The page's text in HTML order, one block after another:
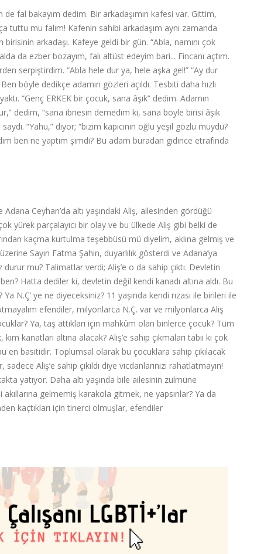
fal bakayım dedim. Bir arkadaşımın kafesi var. Gittim,
tuttu mu falım! Kafenin sahibi arkadaşım aynı zamanda
arkadaşı. Kafeye geldi bir gün. “Abla, namını çok
da ezber bozayım, falı altüst edeyim bari... Fincanı açtım.
serpiştirdim. “Abla hele dur ya, hele aşka gel!” “Ay dur
böyle dedikçe adamın gözleri açıldı. Tesbiti daha hızlı
“Genç ERKEK bir çocuk, sana âşık” dedim. Adamın
dedim, “sana ibnesin demedim ki, sana böyle birisi âşık
“Yahu,” diyor; “bizim kapıcının oğlu yeşil gözlü müydü?
ben ne yaptım şimdi? Bu adam buradan gidince etrafında
Ceyhan’da altı yaşındaki Aliş, ailesinden gördüğü
yürek parçalayıcı bir olay ve bu ülkede Aliş gibi belki de
kaçma kurtulma teşebbüsü mü diyelim, aklına gelmiş ve
Sayın Fatma Şahin, duyarlılık gösterdi ve Adana’ya
durur mu? Talimatlar verdi; Aliş’e o da sahip çıktı. Devletin
Hatta dediler ki, devletin değil kendi kanadı altına aldı. Bu
N.Ç’ ye ne diyeceksiniz? 11 yaşında kendi rızası ile birileri ile
efendiler, milyonlarca N.Ç. var ve milyonlarca Aliş
Ya, taş attıkları için mahkûm olan binlerce çocuk? Tüm
kanatları altına alacak? Aliş’e sahip çıkmaları tabii ki çok
en basitidir. Toplumsal olarak bu çocuklara sahip çıkılacak
Aliş’e sahip çıkıldı diye vicdanlarınızı rahatlatmayın!
yatıyor. Daha altı yaşında bile ailesinin zulmüne
gelmemiş karakola gitmek, ne yapsınlar? Ya da
kaçtıkları için tinerci olmuşlar, efendiler